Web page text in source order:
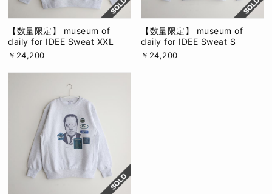
【数量限定】 museum of
daily for IDEE Sweat XXL
￥24,200
【数量限定】 museum of
daily for IDEE Sweat S
￥24,200